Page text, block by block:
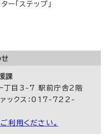
「ステップ」
課
目3-7 駅前庁舎2階
クス：017-722-
利用ください。